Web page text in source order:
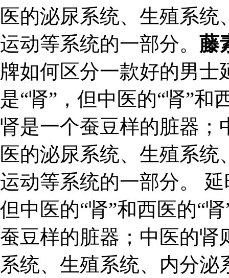
医的泌尿系统、生殖系
运动等系统的一部分。 藤
牌如何区分一款好的男
是“肾”，但中医的“肾”和
肾是一个蚕豆样的脏器；
医的泌尿系统、生殖系
运动等系统的一部分。
但中医的“肾”和西医的“
蚕豆样的脏器；中医的肾
系统、生殖系统、内分